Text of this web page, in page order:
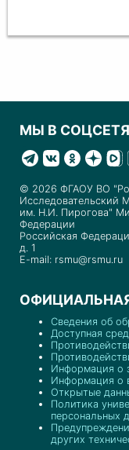
МЫ В
© 2026 ФГАОУ ВО
Исследовательский
им. Н.И. Пирогова"
Федерации
Российская
д. 1
E-mail: rsmu@rsmu.ru
Сведения об
Доступная
Информация о
Информация о
Открытые
Политика
персональных
других